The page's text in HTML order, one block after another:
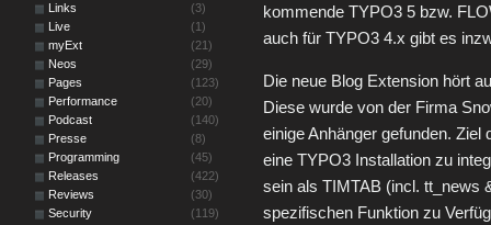
kommende TYPO3 5 bzw.
auch für TYPO3 4.x gibt es
Die neue Blog Extension hört
Diese wurde von der Firma
einige Anhänger gefunden.
eine TYPO3 Installation zu
sein als TIMTAB (incl. tt_news
spezifischen Funktion zu
Links
(3)
Live
(1)
myExt
(21)
Neos
(29)
Pages
(123)
Performance
(20)
Podcast
(140)
Presse
(8)
Programming
(45)
Releases
(422)
Reviews
(30)
Security
(119)